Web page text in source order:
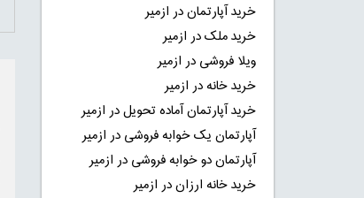
خرید آپارتمان در ازمیر
خرید ملک در ازمیر
ویلا فروشی در ازمیر
خرید خانه در ازمیر
خرید آپارتمان آماده تحویل در ازمیر
آپارتمان یک خوابه فروشی در ازمیر
آپارتمان دو خوابه فروشی در ازمیر
خرید خانه ارزان در ازمیر